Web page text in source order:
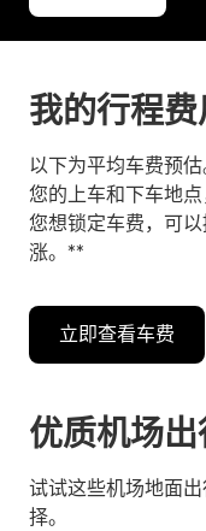
我的行程费
以下为平均车费预
您的上车和下车地
您想锁定车费，可
涨。**
立即查看车费
优质机场
试试这些机场地面
择。